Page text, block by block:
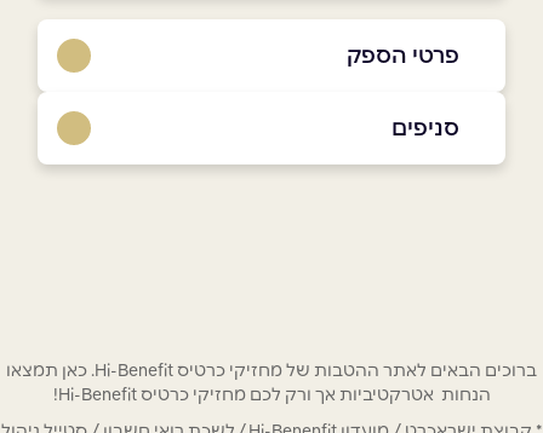
פרטי הספק
באתר בפייסבוק באינסטגרם
טלפון*
סניפים
ברוכים הבאים לאתר ההטבות של מחזיקי כרטיס Hi-Benefit. כאן תמצאו
הנחות אטרקטיביות אך ורק לכם מחזיקי כרטיס Hi-Benefit!